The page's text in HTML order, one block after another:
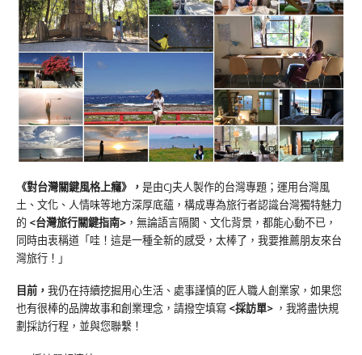
《對台灣關鍵風格上癮》 ， 是由CJ夫人製作的台灣專題；運用台灣風
土、文化、人情味等地方深厚底蘊，構成專為旅行者認識台灣獨特魅力
的 <台灣旅行關鍵指南> ，無論語言隔閡、文化背景，都能心動不已，
同時由衷稱道「哇！這是一種全新的感受，太棒了，我要推薦朋友來台
灣旅行！」
目前， 我仍在持續挖掘用心生活、處事謹慎的匠人職人創業家，如果您
也有很棒的品牌故事和創業理念，請撥空填寫 <採訪單> ，我將盡快規
劃採訪行程，並與您聯繫！